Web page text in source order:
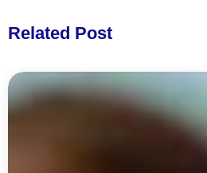
Related Post